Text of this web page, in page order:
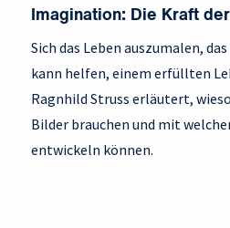
Imagination: Die Kraft
Sich das Leben auszumalen,
kann helfen, einem erfüllten
Ragnhild Struss erläutert,
Bilder brauchen und mit
entwickeln können.